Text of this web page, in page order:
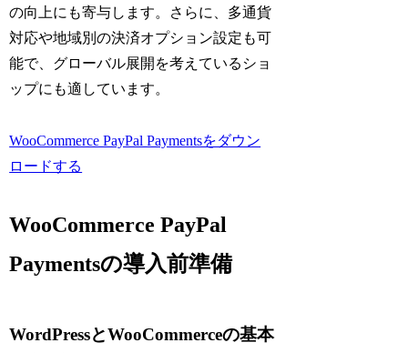
の向上にも寄与します。さらに、多通貨
対応や地域別の決済オプション設定も可
能で、グローバル展開を考えているショ
ップにも適しています。
WooCommerce PayPal Paymentsをダウン
ロードする
WooCommerce PayPal
Paymentsの導入前準備
WordPressとWooCommerceの基本